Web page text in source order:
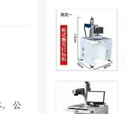
。 公